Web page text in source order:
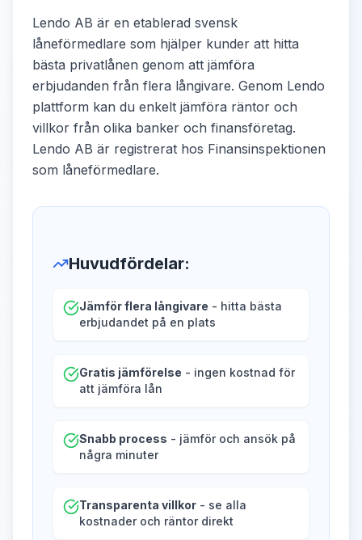
Lendo AB är en etablerad svensk
låneförmedlare som hjälper kunder att hitta
bästa privatlånen genom att jämföra
erbjudanden från flera långivare. Genom Lendo
plattform kan du enkelt jämföra räntor och
villkor från olika banker och finansföretag.
Lendo AB är registrerat hos Finansinspektionen
som låneförmedlare.
Huvudfördelar:
Jämför flera långivare - hitta bästa
erbjudandet på en plats
Gratis jämförelse - ingen kostnad för
att jämföra lån
Snabb process - jämför och ansök på
några minuter
Transparenta villkor - se alla
kostnader och räntor direkt